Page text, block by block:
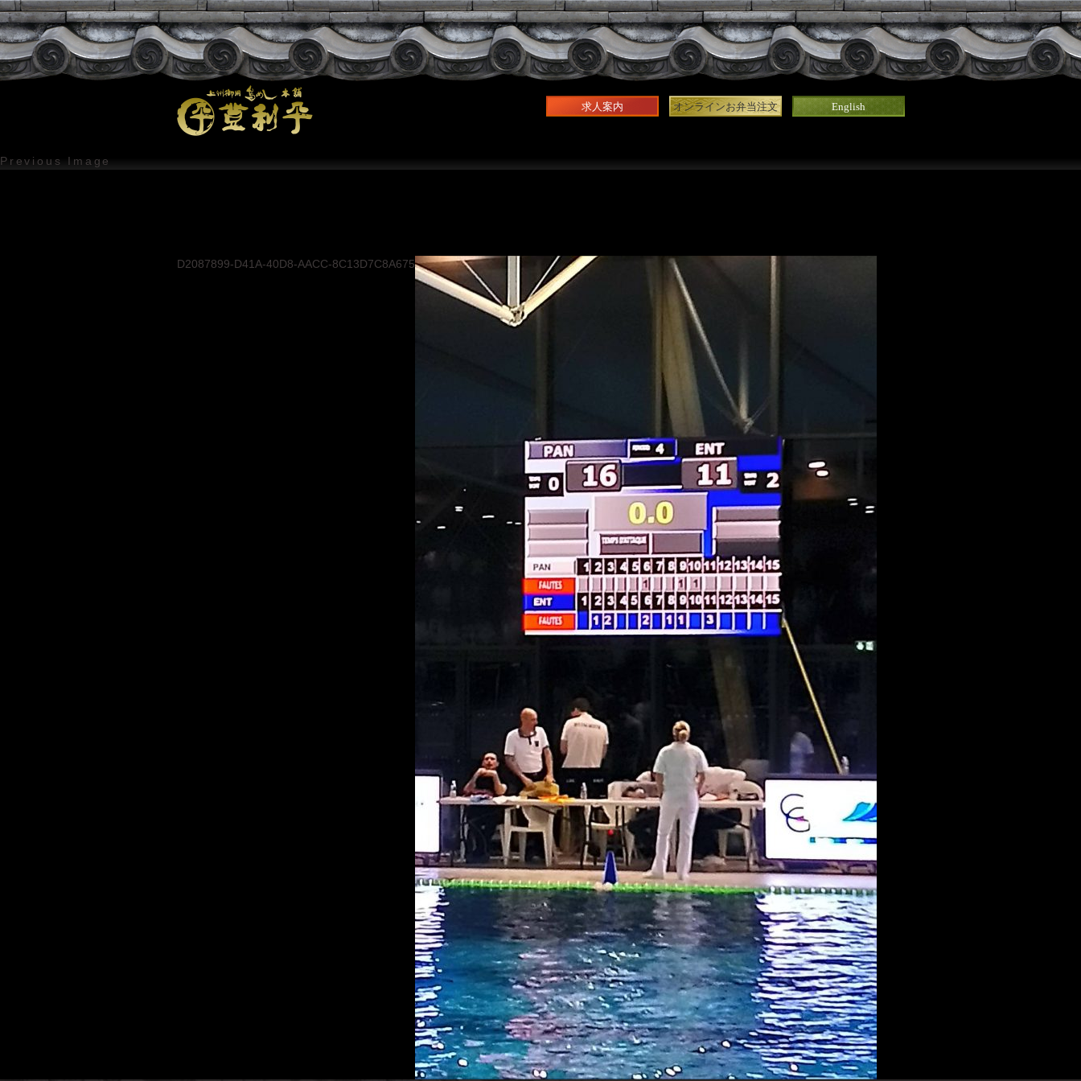
English
オンラインお弁当注文
求人案内
Previous Image
D2087899-D41A-40D8-AACC-8C13D7C8A675